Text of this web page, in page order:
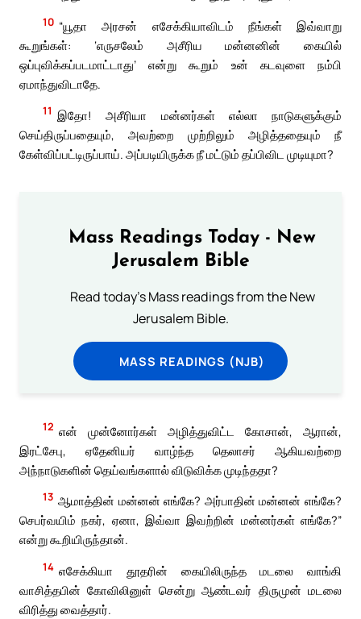
10 “யூதா அரசன் எசேக்கியாவிடம் நீங்கள் இவ்வாறு
கூறுங்கள்: ‘எருசலேம் அசீரிய மன்னனின் கையில்
ஒப்புவிக்கப்படமாட்டாது’ என்று கூறும் உன் கடவுளை நம்பி
ஏமாந்துவிடாதே.
11 இதோ! அசீரியா மன்னர்கள் எல்லா நாடுகளுக்கும்
செய்திருப்பதையும், அவற்றை முற்றிலும் அழித்ததையும் நீ
கேள்விப்பட்டிருப்பாய். அப்படியிருக்க நீ மட்டும் தப்பிவிட முடியுமா?
Mass Readings Today - New
Jerusalem Bible
Read today's Mass readings from the New
Jerusalem Bible.
MASS READINGS (NJB)
12 என் முன்னோர்கள் அழித்துவிட்ட கோசான், ஆரான்,
இரட்சேபு, ஏதேனியர் வாழ்ந்த தெலாசர் ஆகியவற்றை
அந்நாடுகளின் தெய்வங்களால் விடுவிக்க முடிந்ததா?
13 ஆமாத்தின் மன்னன் எங்கே? அர்பாதின் மன்னன் எங்கே?
செபர்வயிம் நகர், ஏனா, இவ்வா இவற்றின் மன்னர்கள் எங்கே?”
என்று கூறியிருந்தான்.
14 எசேக்கியா தூதரின் கையிலிருந்த மடலை வாங்கி
வாசித்தபின் கோவிலினுள் சென்று ஆண்டவர் திருமுன் மடலை
விரித்து வைத்தார்.